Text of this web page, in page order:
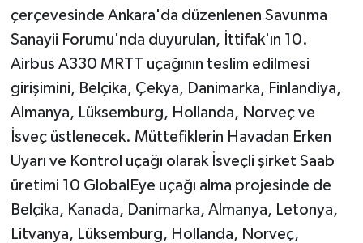
çerçevesinde Ankara'da düzenlenen Savunma
Sanayii Forumu'nda duyurulan, İttifak'ın 10.
Airbus A330 MRTT uçağının teslim edilmesi
girişimini, Belçika, Çekya, Danimarka, Finlandiya,
Almanya, Lüksemburg, Hollanda, Norveç ve
İsveç üstlenecek. Müttefiklerin Havadan Erken
Uyarı ve Kontrol uçağı olarak İsveçli şirket Saab
üretimi 10 GlobalEye uçağı alma projesinde de
Belçika, Kanada, Danimarka, Almanya, Letonya,
Litvanya, Lüksemburg, Hollanda, Norveç,